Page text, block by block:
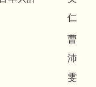
仁
曹
沛
雯